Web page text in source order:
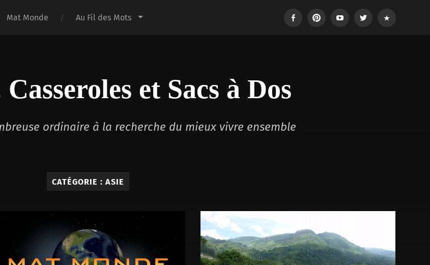
Mat Monde Au Fil des Mots FacebookPinterestYoutubeTwitter Login
et Sacs à Dos
ordinaire à la recherche du mieux vivre ensemble
CATÉGORIE : ASIE